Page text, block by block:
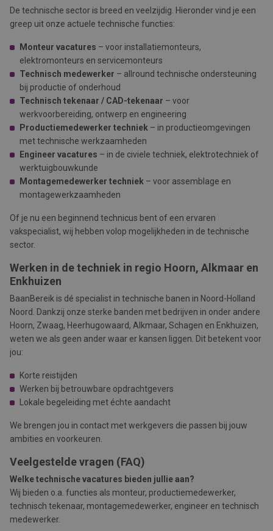
De technische sector is breed en veelzijdig. Hieronder vind je een
greep uit onze actuele technische functies:
Monteur vacatures – voor installatiemonteurs,
elektromonteurs en servicemonteurs
Technisch medewerker – allround technische ondersteuning
bij productie of onderhoud
Technisch tekenaar / CAD-tekenaar – voor
werkvoorbereiding, ontwerp en engineering
Productiemedewerker techniek – in productieomgevingen
met technische werkzaamheden
Engineer vacatures – in de civiele techniek, elektrotechniek of
werktuigbouwkunde
Montagemedewerker techniek – voor assemblage en
montagewerkzaamheden
Of je nu een beginnend technicus bent of een ervaren
vakspecialist, wij hebben volop mogelijkheden in de technische
sector.
Werken in de techniek in regio Hoorn, Alkmaar en
Enkhuizen
BaanBereik is dé specialist in technische banen in Noord-Holland
Noord. Dankzij onze sterke banden met bedrijven in onder andere
Hoorn, Zwaag, Heerhugowaard, Alkmaar, Schagen en Enkhuizen,
weten we als geen ander waar er kansen liggen. Dit betekent voor
jou:
Korte reistijden
Werken bij betrouwbare opdrachtgevers
Lokale begeleiding met échte aandacht
We brengen jou in contact met werkgevers die passen bij jouw
ambities en voorkeuren.
Veelgestelde vragen (FAQ)
Welke technische vacatures bieden jullie aan?
Wij bieden o.a. functies als monteur, productiemedewerker,
technisch tekenaar, montagemedewerker, engineer en technisch
medewerker.